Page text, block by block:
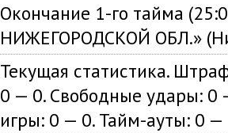
Окончание 1-го тайма
НИЖЕГОРОДСКОЙ ОБЛ.»
Текущая статистика.
0 — 0. Свободные удары: 0
игры: 0 — 0. Тайм-ауты: 0 —